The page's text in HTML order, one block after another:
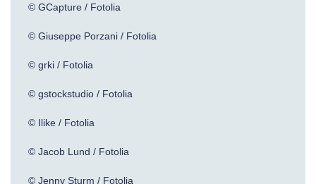
© GCapture / Fotolia
© Giuseppe Porzani / Fotolia
© grki / Fotolia
© gstockstudio / Fotolia
© Ilike / Fotolia
© Jacob Lund / Fotolia
© Jenny Sturm / Fotolia